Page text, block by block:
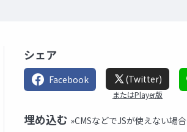
シェア
Facebook (Twitter)
またはPlayer版
埋め込む »CMSなどでJSが使えない場合